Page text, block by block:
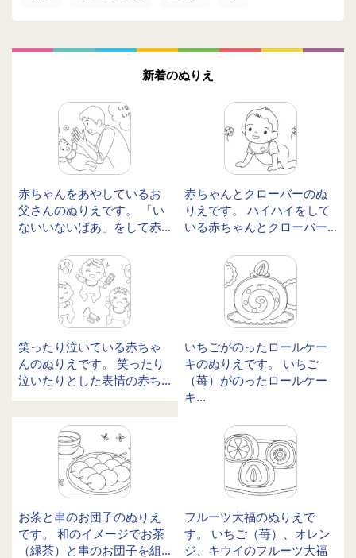
新着のぬりえ
赤ちゃんをあやしているお
父さんのぬりえです。 「い
ないいないばあ」をして赤...
赤ちゃんとクローバーのぬ
りえです。 ハイハイをして
いる赤ちゃんとクローバー...
笑ったり泣いている赤ちゃ
んのぬりえです。 笑ったり
泣いたりとした表情の赤ち...
いちごがのったロールケー
キのぬりえです。 いちご
（苺）がのったロールケー
キ...
お茶と串のお団子のぬりえ
です。 和のイメージでお茶
（緑茶）と串のお団子を組...
フルーツ大福のぬりえで
す。 いちご（苺）、オレン
ジ、キウイのフルーツ大福